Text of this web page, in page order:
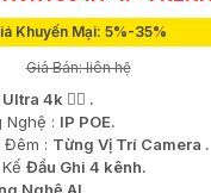
Khuyến Mại: 5%-35%
Giá Bán: liên hệ
Ultra 4k 👍🏾 .
Nghệ : IP POE.
Đêm : Từng Vị Trí Camera .
Đầu Ghi 4 kênh.
Nghệ AI.